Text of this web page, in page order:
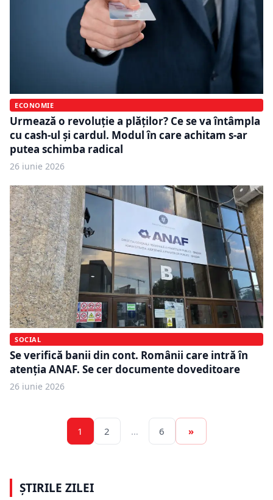
ECONOMIE
Urmează o revoluție a plăților? Ce se va întâmpla
cu cash-ul și cardul. Modul în care achitam s-ar
putea schimba radical
26 iunie 2026
SOCIAL
Se verifică banii din cont. Românii care intră în
atenția ANAF. Se cer documente doveditoare
26 iunie 2026
1 2 … 6 »
ȘTIRILE ZILEI